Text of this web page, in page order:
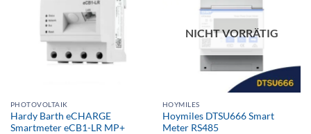
PHOTOVOLTAIK
Hardy Barth eCHARGE
Smartmeter eCB1-LR MP+
NICHT VORRÄTIG
HOYMILES
Hoymiles DTSU666 Smart
Meter RS485